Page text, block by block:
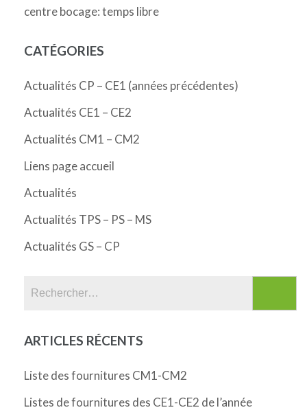
centre bocage: temps libre
CATÉGORIES
Actualités CP – CE1 (années précédentes)
Actualités CE1 – CE2
Actualités CM1 – CM2
Liens page accueil
Actualités
Actualités TPS – PS – MS
Actualités GS – CP
ARTICLES RÉCENTS
Liste des fournitures CM1-CM2
Listes de fournitures des CE1-CE2 de l’année